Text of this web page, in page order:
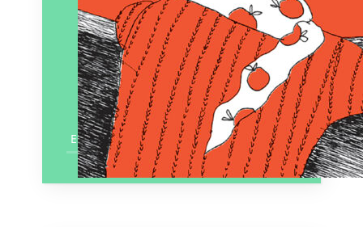
En savoir plus